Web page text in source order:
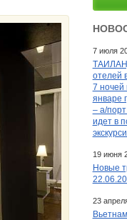
7 июля
отелей
7 ночей
январе
– а/
идет в
19 июня
Новые
23